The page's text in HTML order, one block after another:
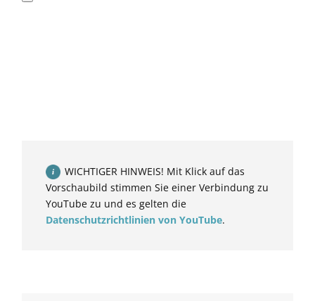
WICHTIGER HINWEIS! Mit Klick auf das
Vorschaubild stimmen Sie einer Verbindung zu
YouTube zu und es gelten die
Datenschutzrichtlinien von YouTube.